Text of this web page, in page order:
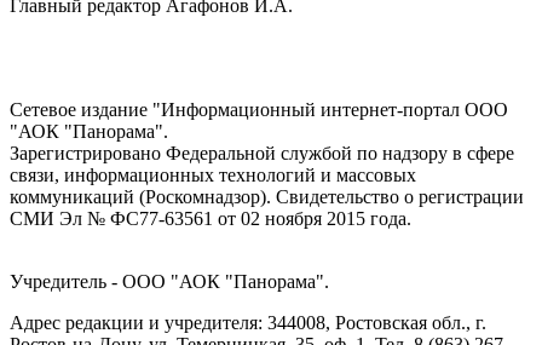
Главный редактор Агафонов И.А.
Сетевое издание "Информационный интернет-портал ООО
"АОК "Панорама".
Зарегистрировано Федеральной службой по надзору в сфере
связи, информационных технологий и массовых
коммуникаций (Роскомнадзор). Cвидетельство о регистрации
СМИ Эл № ФС77-63561 от 02 ноября 2015 года.
Учредитель - ООО "АОК "Панорама".
Адрес редакции и учредителя: 344008, Ростовская обл., г.